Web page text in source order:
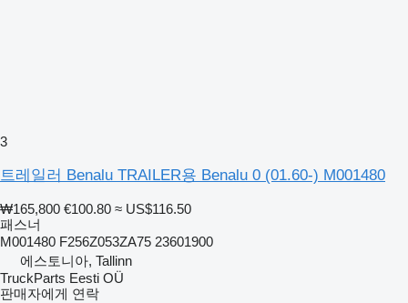
3
트레일러 Benalu TRAILER용 Benalu 0 (01.60-) M001480
₩165,800 €100.80 ≈ US$116.50
패스너
M001480 F256Z053ZA75 23601900
에스토니아, Tallinn
TruckParts Eesti OÜ
판매자에게 연락